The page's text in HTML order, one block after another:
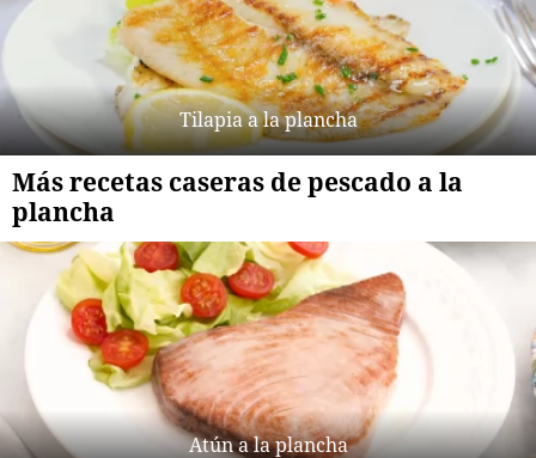
Tilapia a la plancha
Más recetas caseras de pescado a la
plancha
Atún a la plancha